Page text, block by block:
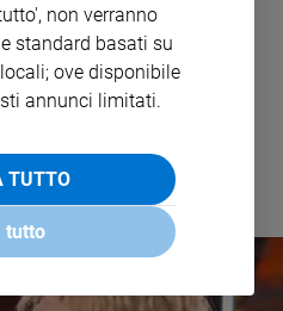
DI DON
il sogno di Dio?
de “i viaggi del cuore” dalla
non verranno
standard basati su
ove disponibile
annunci limitati.
TUTTO
tutto